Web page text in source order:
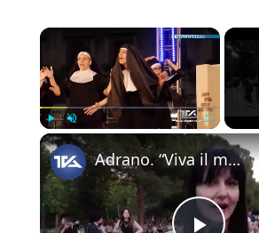
×
Play Unmute Fullscreen
Adrano. “Viva il musical”. Alla villa comunale protagonisti gli alunni della scuola media Mazzini